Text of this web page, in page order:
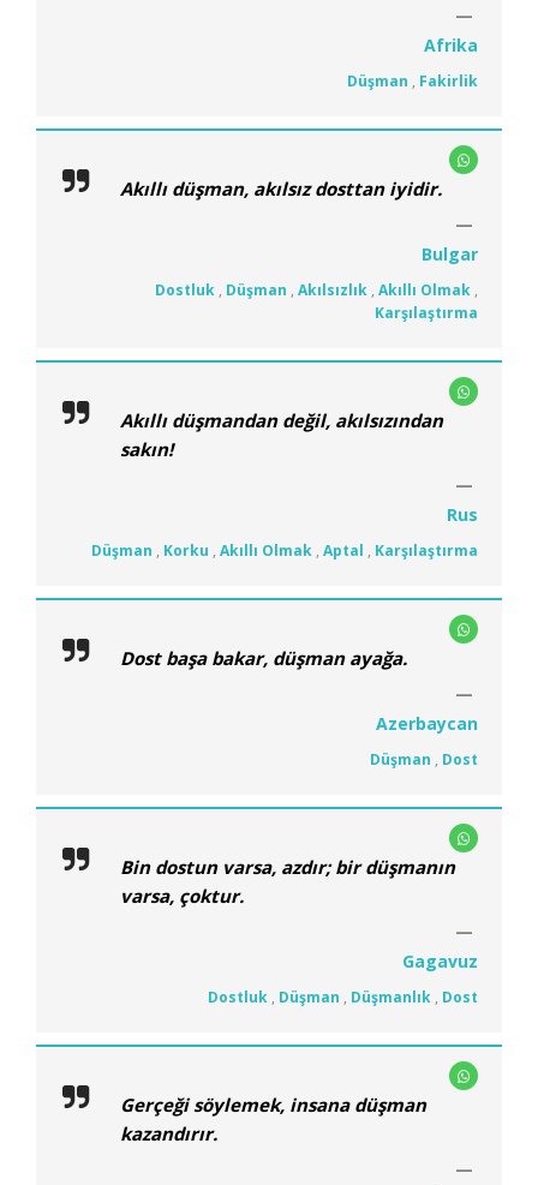
Afrika
Düşman , Fakirlik
Akıllı düşman, akılsız dosttan iyidir.
Bulgar
Dostluk , Düşman , Akılsızlık , Akıllı Olmak ,
Karşılaştırma
Akıllı düşmandan değil, akılsızından
sakın!
Rus
Düşman , Korku , Akıllı Olmak , Aptal , Karşılaştırma
Dost başa bakar, düşman ayağa.
Azerbaycan
Düşman , Dost
Bin dostun varsa, azdır; bir düşmanın
varsa, çoktur.
Gagavuz
Dostluk , Düşman , Düşmanlık , Dost
Gerçeği söylemek, insana düşman
kazandırır.